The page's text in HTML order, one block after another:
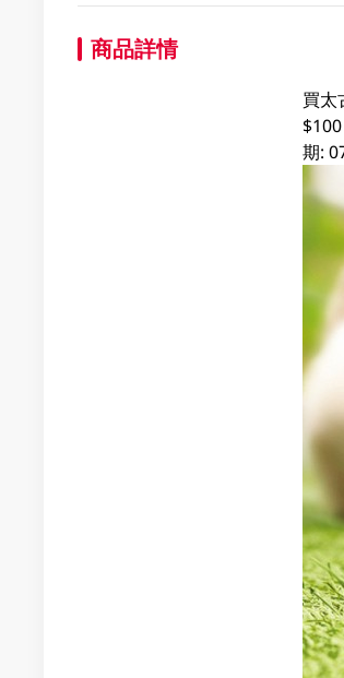
商品詳情
買太
期: